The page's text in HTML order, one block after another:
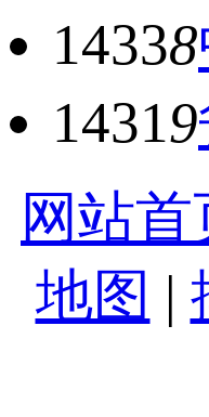
14338
14319
网站首
地图 |